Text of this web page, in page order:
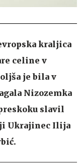
kraljica
celine v
je bila v
Nizozemka
slavil
Ukrajinec Ilija